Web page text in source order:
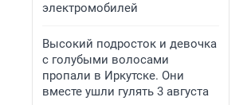
электромобилей
Высокий подросток и девочка
с голубыми волосами
пропали в Иркутске. Они
вместе ушли гулять 3 августа